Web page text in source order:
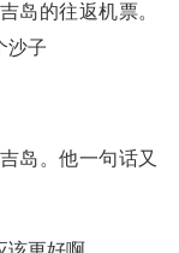
岛的往返机票。
沙子
岛。他一句话又